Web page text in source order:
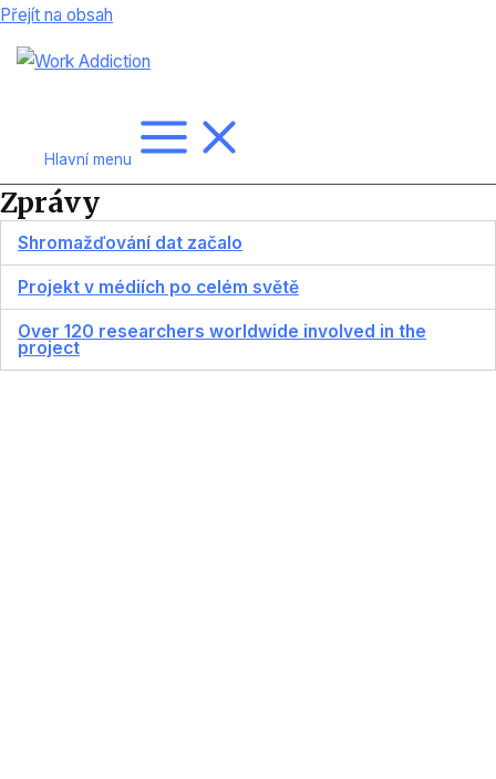
Přejít na obsah
Hlavní menu
Zprávy
Shromažďování dat začalo
Projekt v médiích po celém světě
Over 120 researchers worldwide involved in the
project